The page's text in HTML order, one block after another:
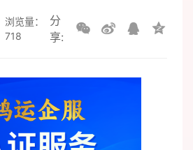
浏览量：
718
分
享: